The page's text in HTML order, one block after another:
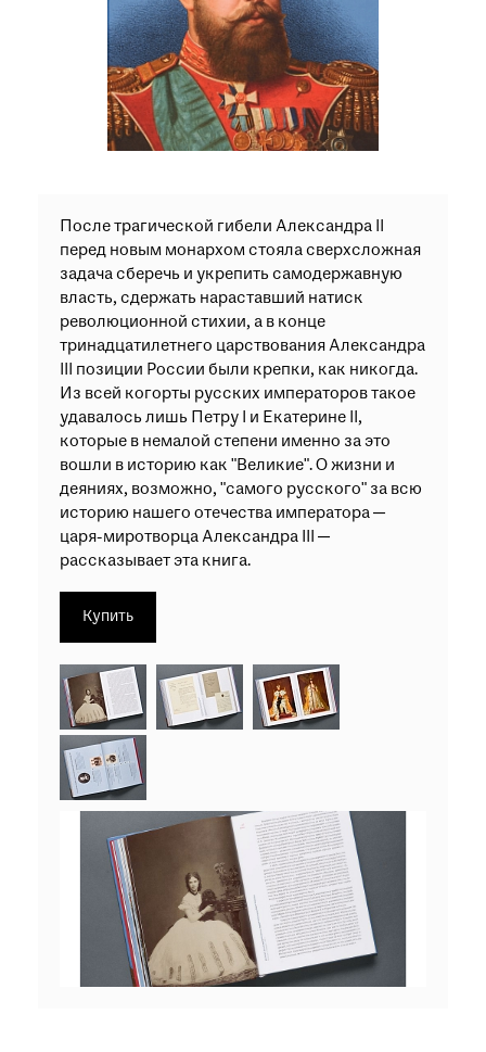
Опрос о качестве работы музея
Просим вас пройти опрос
о качестве работы музея. Ваше
мнение поможет нам стать лучше!
После трагической гибели Александра II
перед новым монархом стояла сверхсложная
задача сберечь и укрепить самодержавную
власть, сдержать нараставший натиск
революционной стихии, а в конце
тринадцатилетнего царствования Александра
III позиции России были крепки, как никогда.
Из всей когорты русских императоров такое
удавалось лишь Петру I и Екатерине II,
которые в немалой степени именно за это
вошли в историю как "Великие". О жизни и
деяниях, возможно, "самого русского" за всю
историю нашего отечества императора —
царя-миротворца Александра III —
рассказывает эта книга.
Купить